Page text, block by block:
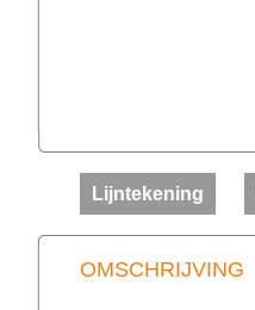
Lijntekening
OMSCHRIJVING